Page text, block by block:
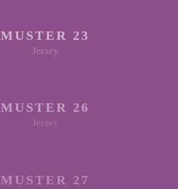
MUSTER 23
Jersey
MUSTER 26
Jersey
MUSTER 27